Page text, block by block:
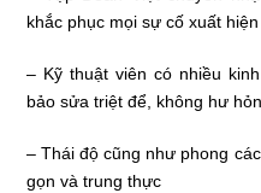
khắc phục mọi sự cố xuất
– Kỹ thuật viên có nhiều
bảo sửa triệt để, không hư
– Thái độ cũng như phong
gọn và trung thực